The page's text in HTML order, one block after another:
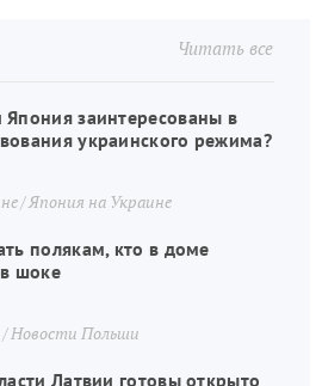
Читать все
заинтересованы в
украинского режима?
Япония на Украине
полякам, кто в доме
шоке
Новости Польши
Латвии готовы открыто